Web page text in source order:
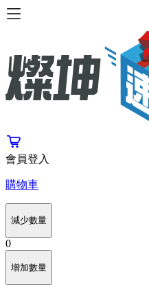
會員登入
購物車
減少數量
0
增加數量